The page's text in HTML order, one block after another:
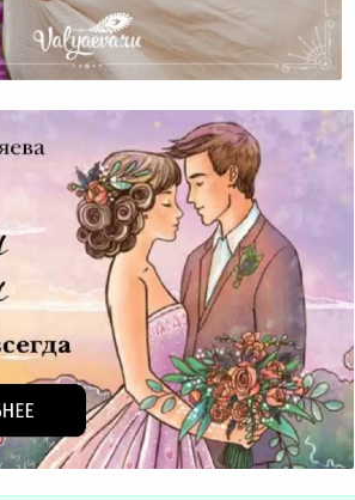
И Моей Семье Дало Венчание?